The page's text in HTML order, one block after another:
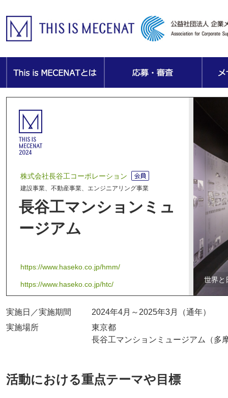
株式会社長谷工コーポレーション
建設事業、不動産事業、エンジニアリング事業
長谷工マンションミュ
ージアム
https://www.haseko.co.jp/hmm/
https://www.haseko.co.jp/htc/
世界と
実施日／実施期間
2024年4月～2025年3月（通年）
実施場所
東京都
長谷工マンションミュージアム（多
活動における重点テーマや目標